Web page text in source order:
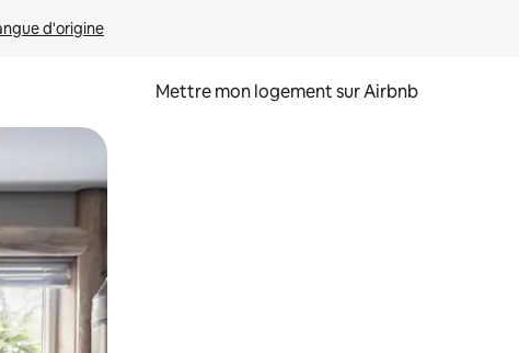
d'origine
Mettre mon logement sur Airbnb